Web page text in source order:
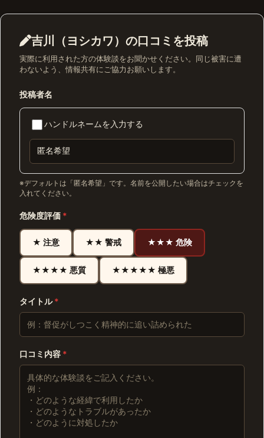
吉川（ヨシカワ）の口コミを投稿
実際に利用された方の体験談をお聞かせください。同じ被害に遭
わないよう、情報共有にご協力お願いします。
投稿者名
ハンドルネームを入力する
※デフォルトは「匿名希望」です。名前を公開したい場合はチェックを
入れてください。
危険度評価 *
★ 注意 ★★ 警戒 ★★★ 危険
★★★★ 悪質 ★★★★★ 極悪
タイトル*
口コミ内容 *